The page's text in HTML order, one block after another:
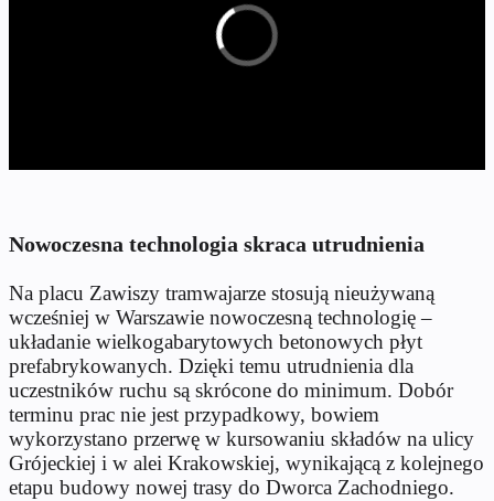
Nowoczesna technologia skraca utrudnienia
Na placu Zawiszy tramwajarze stosują nieużywaną
wcześniej w Warszawie nowoczesną technologię –
układanie wielkogabarytowych betonowych płyt
prefabrykowanych. Dzięki temu utrudnienia dla
uczestników ruchu są skrócone do minimum. Dobór
terminu prac nie jest przypadkowy, bowiem
wykorzystano przerwę w kursowaniu składów na ulicy
Grójeckiej i w alei Krakowskiej, wynikającą z kolejnego
etapu budowy nowej trasy do Dworca Zachodniego.